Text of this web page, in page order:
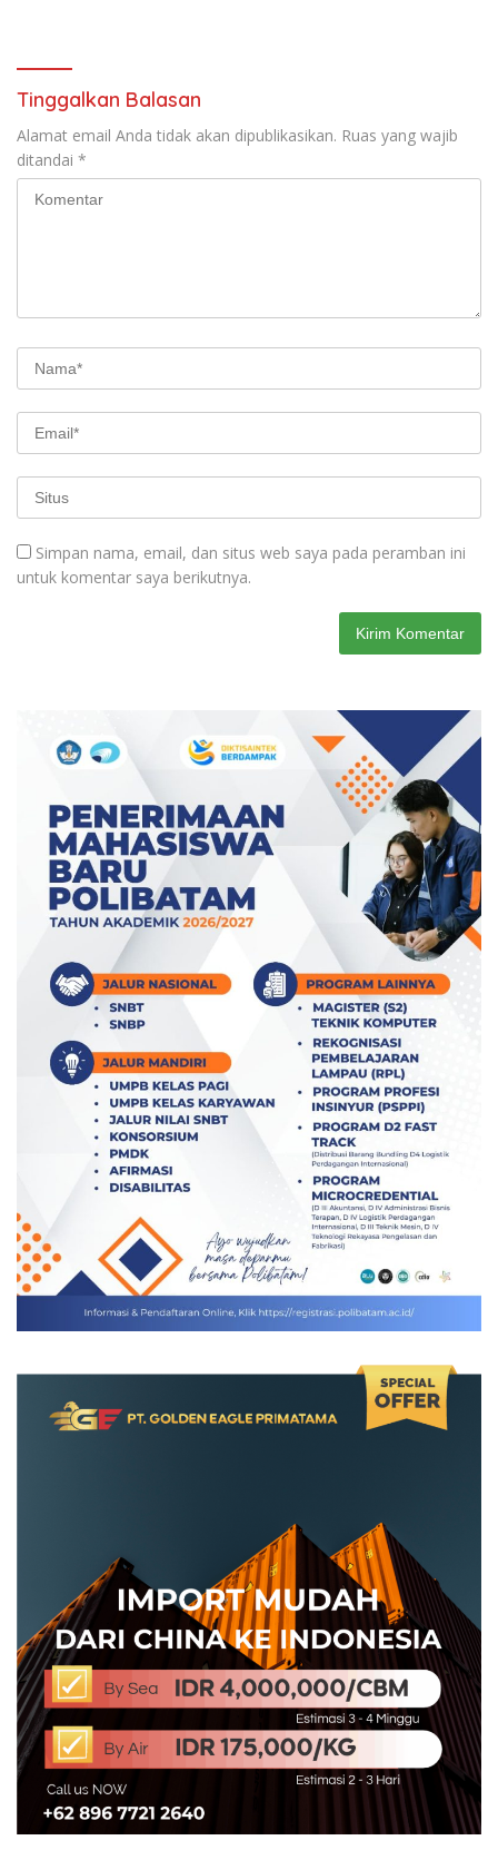
Tinggalkan Balasan
Alamat email Anda tidak akan dipublikasikan. Ruas yang wajib
ditandai *
Simpan nama, email, dan situs web saya pada peramban ini
untuk komentar saya berikutnya.